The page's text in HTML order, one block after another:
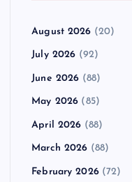
August 2026 (20)
July 2026 (92)
June 2026 (88)
May 2026 (85)
April 2026 (88)
March 2026 (88)
February 2026(72)